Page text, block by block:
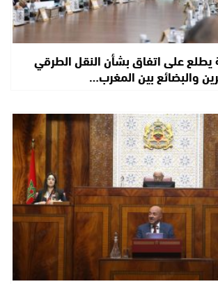
على اتفاق بشأن النقل الطرقي
والبضائع بين المغرب…